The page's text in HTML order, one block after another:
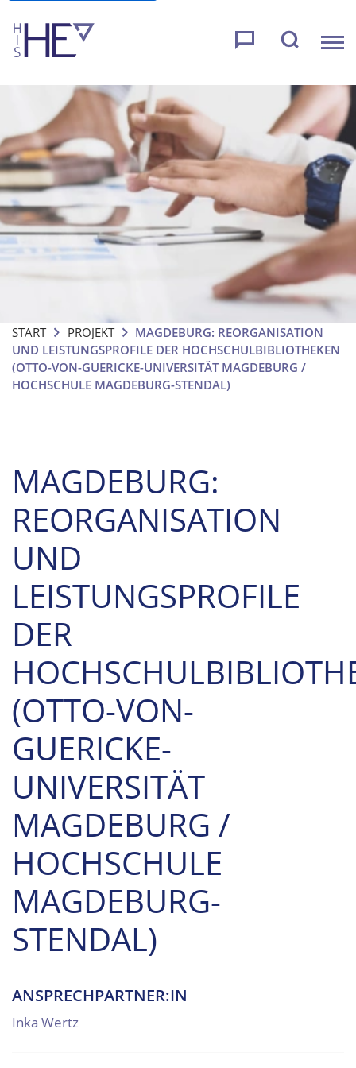
START PROJEKT
MAGDEBURG: REORGANISATION
UND LEISTUNGSPROFILE DER HOCHSCHULBIBLIOTHEKEN
(OTTO-VON-GUERICKE-UNIVERSITÄT MAGDEBURG /
HOCHSCHULE MAGDEBURG-STENDAL)
MAGDEBURG:
REORGANISATION
UND
LEISTUNGSPROFILE
DER
(OTTO-VON-
GUERICKE-
UNIVERSITÄT
MAGDEBURG /
HOCHSCHULE
MAGDEBURG-
STENDAL)
ANSPRECHPARTNER:IN
Inka Wertz